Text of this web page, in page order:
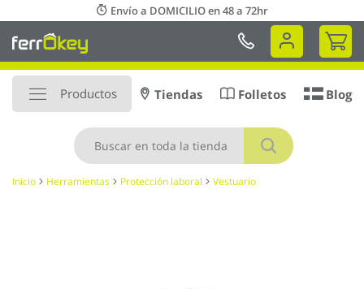
al
contenido
Envío a DOMICILIO en 48 a 72hr
Mi
Productos
Buscar
Tiendas Folletos Blog
Inicio Herramientas Protección laboral Vestuario